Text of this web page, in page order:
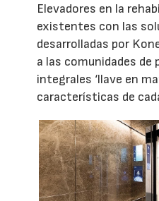
Elevadores en la
existentes con las
desarrolladas por
a las comunidades
integrales ‘llave en
características de